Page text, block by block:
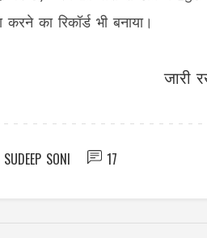
का रिकॉर्ड भी बनाया।
जारी
SUDEEP SONI 17